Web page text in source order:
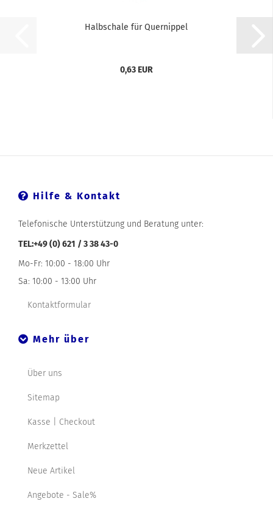
Halbschale für Quernippel
0,63 EUR
Hilfe & Kontakt
Telefonische Unterstützung und Beratung unter:
TEL:+49 (0) 621 / 3 38 43-0
Mo-Fr: 10:00 - 18:00 Uhr
Sa: 10:00 - 13:00 Uhr
Kontaktformular
Mehr über
Über uns
Sitemap
Kasse | Checkout
Merkzettel
Neue Artikel
Angebote - Sale%